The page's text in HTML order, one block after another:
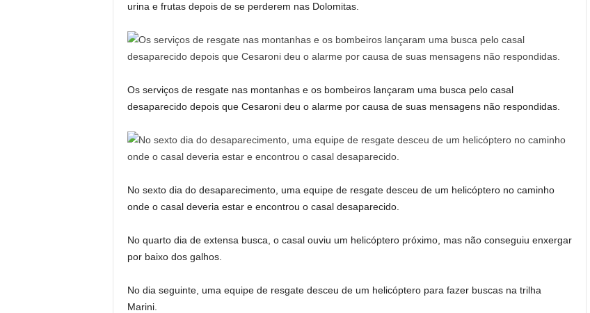
urina e frutas depois de se perderem nas Dolomitas.
Os serviços de resgate nas montanhas e os bombeiros lançaram uma busca pelo casal
desaparecido depois que Cesaroni deu o alarme por causa de suas mensagens não respondidas.
No sexto dia do desaparecimento, uma equipe de resgate desceu de um helicóptero no caminho
onde o casal deveria estar e encontrou o casal desaparecido.
No quarto dia de extensa busca, o casal ouviu um helicóptero próximo, mas não conseguiu enxergar
por baixo dos galhos.
No dia seguinte, uma equipe de resgate desceu de um helicóptero para fazer buscas na trilha
Marini.